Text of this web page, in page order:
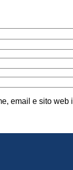
email e sito web